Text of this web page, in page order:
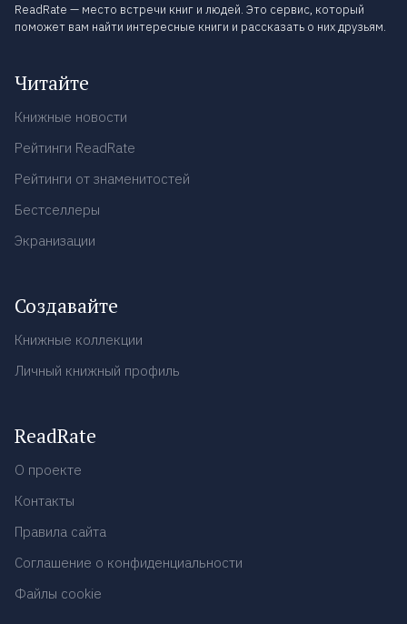
ReadRate — место встречи книг и людей. Это сервис, который
поможет вам найти интересные книги и рассказать о них друзьям.
Читайте
Книжные новости
Рейтинги ReadRate
Рейтинги от знаменитостей
Бестселлеры
Экранизации
Создавайте
Книжные коллекции
Личный книжный профиль
ReadRate
О проекте
Контакты
Правила сайта
Соглашение о конфиденциальности
Файлы cookie